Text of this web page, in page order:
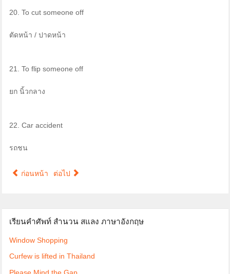
20. To cut someone off
ตัดหน้า / ปาดหน้า
21. To flip someone off
ยก นิ้วกลาง
22. Car accident
รถชน
ก่อนหน้า ต่อไป
เรียนคำศัพท์ สำนวน สแลง ภาษาอังกฤษ
Window Shopping
Curfew is lifted in Thailand